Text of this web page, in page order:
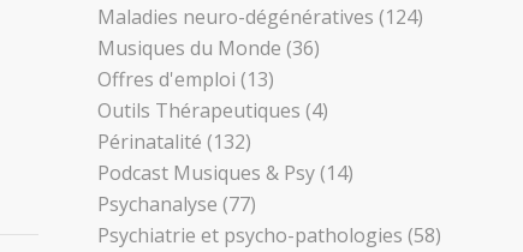
Maladies neuro-dégénératives (124)
Musiques du Monde (36)
Offres d'emploi (13)
Outils Thérapeutiques (4)
Périnatalité (132)
Podcast Musiques & Psy(14)
Psychanalyse (77)
Psychiatrie et psycho-pathologies (58)